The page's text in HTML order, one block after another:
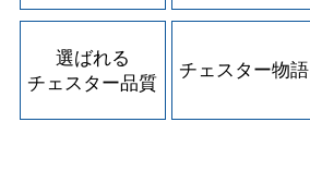
選ばれる
チェスター品質
チェスター物語